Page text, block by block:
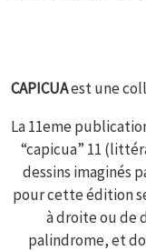
CAPICUAest une
La 11eme
“capicua” 11
dessins imaginés
pour cette édition
à droite ou de
palindrome, et